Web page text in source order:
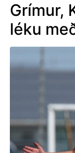
Grímur,
léku